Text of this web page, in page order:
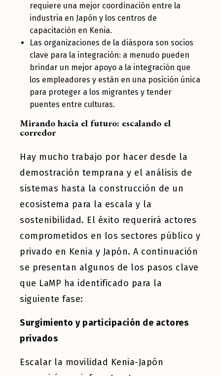
requiere una mejor coordinación entre la
industria en Japón y los centros de
capacitación en Kenia.
Las organizaciones de la diáspora son socios
clave para la integración: a menudo pueden
brindar un mejor apoyo a la integración que
los empleadores y están en una posición única
para proteger a los migrantes y tender
puentes entre culturas.
Mirando hacia el futuro: escalando el
corredor
Hay mucho trabajo por hacer desde la
demostración temprana y el análisis de
sistemas hasta la construcción de un
ecosistema para la escala y la
sostenibilidad. El éxito requerirá actores
comprometidos en los sectores público y
privado en Kenia y Japón. A continuación
se presentan algunos de los pasos clave
que LaMP ha identificado para la
siguiente fase:
Surgimiento y participación de actores
privados
Escalar la movilidad Kenia-Japón